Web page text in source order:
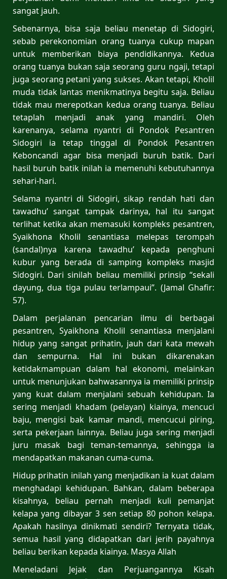
sangat jauh.
Sebenarnya, bisa saja beliau menetap di Sidogiri,
sebab perekonomian orang tuanya cukup mapan
untuk memberikan biaya pendidikannya. Kedua
orang tuanya bukan saja seorang guru ngaji, tetapi
juga seorang petani yang sukses. Akan tetapi, Kholil
muda tidak lantas menikmatinya begitu saja. Beliau
tidak mau merepotkan kedua orang tuanya. Beliau
tetaplah menjadi anak yang mandiri. Oleh
karenanya, selama nyantri di Pondok Pesantren
Sidogiri ia tetap tinggal di Pondok Pesantren
Keboncandi agar bisa menjadi buruh batik. Dari
hasil buruh batik inilah ia memenuhi kebutuhannya
sehari-hari.
Selama nyantri di Sidogiri, sikap rendah hati dan
tawadhu’ sangat tampak darinya, hal itu sangat
terlihat ketika akan memasuki kompleks pesantren,
Syaikhona Kholil senantiasa melepas terompah
(sandal)nya karena tawadhu’ kepada penghuni
kubur yang berada di samping kompleks masjid
Sidogiri. Dari sinilah beliau memiliki prinsip “sekali
dayung, dua tiga pulau terlampaui”. (Jamal Ghafir:
57).
Dalam perjalanan pencarian ilmu di berbagai
pesantren, Syaikhona Kholil senantiasa menjalani
hidup yang sangat prihatin, jauh dari kata mewah
dan sempurna. Hal ini bukan dikarenakan
ketidakmampuan dalam hal ekonomi, melainkan
untuk menunjukan bahwasannya ia memiliki prinsip
yang kuat dalam menjalani sebuah kehidupan. Ia
sering menjadi khadam (pelayan) kiainya, mencuci
baju, mengisi bak kamar mandi, mencucui piring,
serta pekerjaan lainnya. Beliau juga sering menjadi
juru masak bagi teman-temannya, sehingga ia
mendapatkan makanan cuma-cuma.
Hidup prihatin inilah yang menjadikan ia kuat dalam
menghadapi kehidupan. Bahkan, dalam beberapa
kisahnya, beliau pernah menjadi kuli pemanjat
kelapa yang dibayar 3 sen setiap 80 pohon kelapa.
Apakah hasilnya dinikmati sendiri? Ternyata tidak,
semua hasil yang didapatkan dari jerih payahnya
beliau berikan kepada kiainya. Masya Allah
Meneladani Jejak dan Perjuangannya Kisah